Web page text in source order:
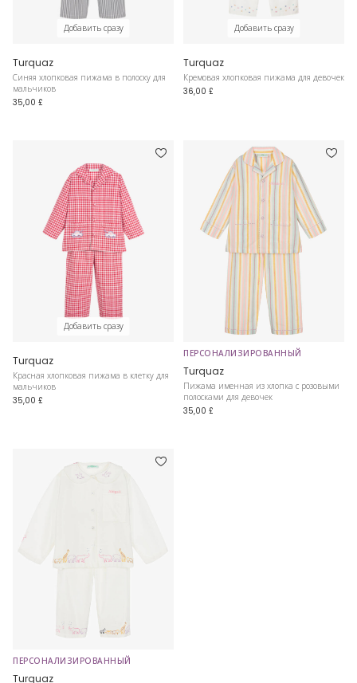
Добавить сразу
Turquaz
Синяя хлопковая пижама в полоску для
мальчиков
35,00 £
Добавить сразу
Turquaz
Кремовая хлопковая пижама для девочек
36,00 £
Добавить сразу
Turquaz
Красная хлопковая пижама в клетку для
мальчиков
35,00 £
ПЕРСОНАЛИЗИРОВАННЫЙ
Turquaz
Пижама именная из хлопка с розовыми
полосками для девочек
35,00 £
ПЕРСОНАЛИЗИРОВАННЫЙ
Turquaz